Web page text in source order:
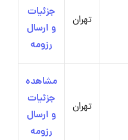
تهران
جزئیات
و ارسال
رزومه
تهران
مشاهده
جزئیات
و ارسال
رزومه